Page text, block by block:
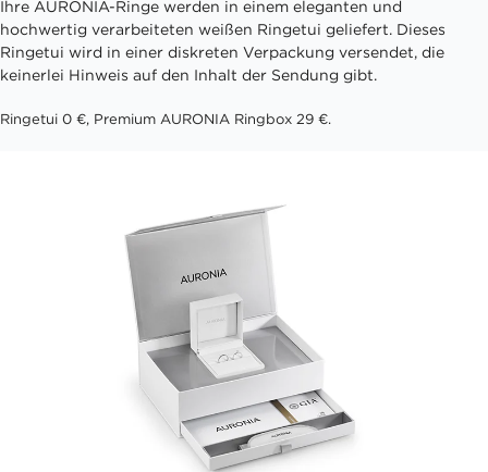
Ihre AURONIA-Ringe werden in einem eleganten und
hochwertig verarbeiteten weißen Ringetui geliefert. Dieses
Ringetui wird in einer diskreten Verpackung versendet, die
keinerlei Hinweis auf den Inhalt der Sendung gibt.
Ringetui 0 €, Premium AURONIA Ringbox 29 €.